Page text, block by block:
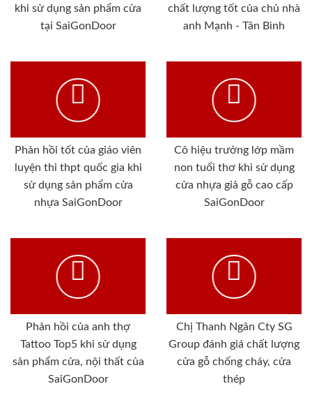
khi sử dụng sản phẩm cửa
tại SaiGonDoor
chất lượng tốt của chủ nhà
anh Mạnh - Tân Bình
Phản hồi tốt của giáo viên
luyện thi thpt quốc gia khi
sử dụng sản phẩm cửa
nhựa SaiGonDoor
Cô hiệu trưởng lớp mầm
non tuổi thơ khi sử dụng
cửa nhựa giả gỗ cao cấp
SaiGonDoor
Phản hồi của anh thợ
Tattoo Top5 khi sử dụng
sản phẩm cửa, nội thất của
SaiGonDoor
Chị Thanh Ngân Cty SG
Group đánh giá chất lượng
cửa gỗ chống cháy, cửa
thép